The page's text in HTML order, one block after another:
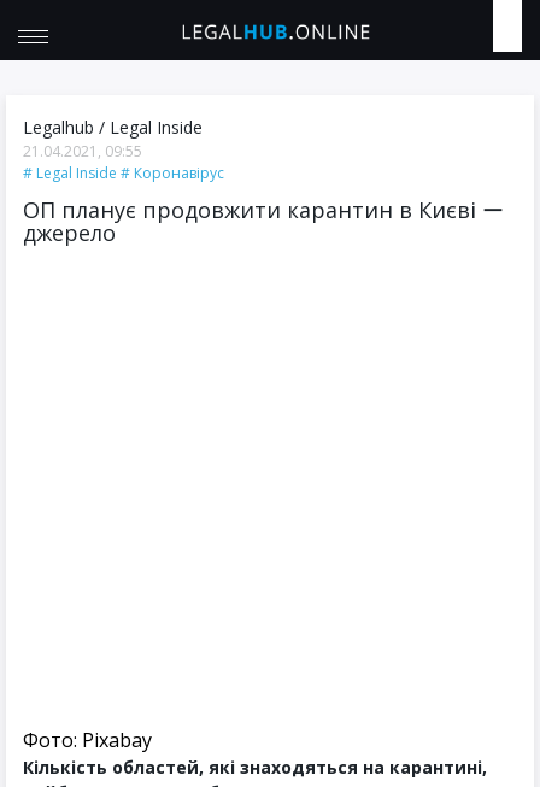
Legalhub / Legal Inside
21.04.2021, 09:55
Legal Inside
Коронавірус
ОП планує продовжити карантин в Києві ー
джерело
Фото: Pixabay
Кількість областей, які знаходяться на карантині,